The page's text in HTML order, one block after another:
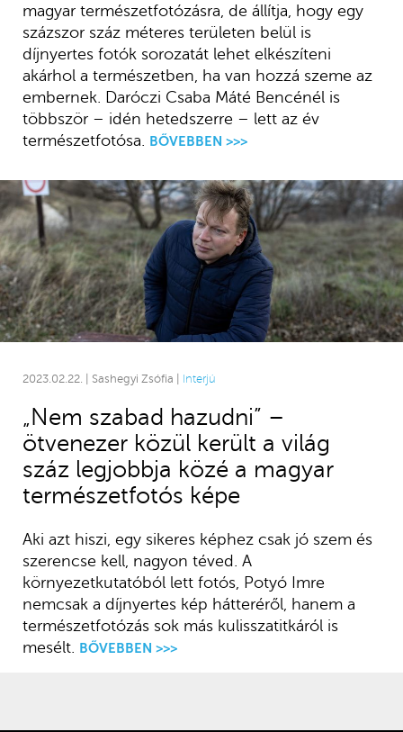
magyar természetfotózásra, de állítja, hogy egy
százszor száz méteres területen belül is
díjnyertes fotók sorozatát lehet elkészíteni
akárhol a természetben, ha van hozzá szeme az
embernek. Daróczi Csaba Máté Bencénél is
többször – idén hetedszerre – lett az év
természetfotósa. BŐVEBBEN >>>
2023.02.22. | Sashegyi Zsófia | Interjú
„Nem szabad hazudni” –
ötvenezer közül került a világ
száz legjobbja közé a magyar
természetfotós képe
Aki azt hiszi, egy sikeres képhez csak jó szem és
szerencse kell, nagyon téved. A
környezetkutatóból lett fotós, Potyó Imre
nemcsak a díjnyertes kép hátteréről, hanem a
természetfotózás sok más kulisszatitkáról is
mesélt. BŐVEBBEN >>>